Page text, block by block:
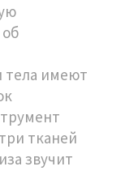
тела имеют
тканей
звучит